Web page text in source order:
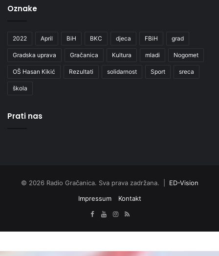
Oznake
2022 April BiH BKC djeca FBiH grad
Gradska uprava Gračanica Kultura mladi Nogomet
OŠ Hasan Kikić Rezultati solidarnost Sport sreca
škola
Prati nas
© 2026 Radio Gračanica. Sva prava zadržana. | ED-Vision
Impressum
Kontakt